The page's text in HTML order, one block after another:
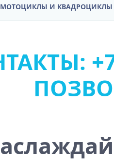
МОТОЦИКЛЫ И КВАДРОЦИКЛЫ